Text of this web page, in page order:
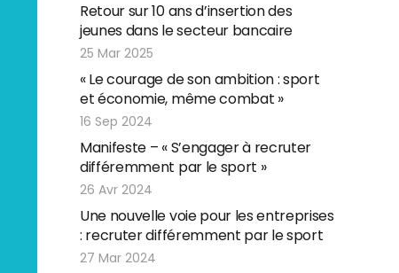
Retour sur 10 ans d’insertion des
jeunes dans le secteur bancaire
25 Mar 2025
« Le courage de son ambition : sport
et économie, même combat »
16 Sep 2024
Manifeste – « S’engager à recruter
différemment par le sport »
26 Avr 2024
Une nouvelle voie pour les entreprises
: recruter différemment par le sport
27 Mar 2024